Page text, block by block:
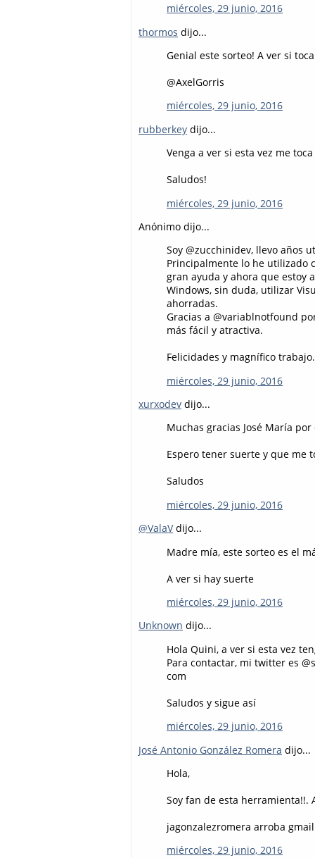
miércoles, 29 junio, 2016
thormos dijo...
Genial este sorteo! A ver si
@AxelGorris
miércoles, 29 junio, 2016
rubberkey dijo...
Venga a ver si esta vez me
Saludos!
miércoles, 29 junio, 2016
Anónimo dijo...
Soy @zucchinidev, llevo años
Principalmente lo he utilizado
gran ayuda y ahora que estoy
Windows, sin duda, utilizar
ahorradas.
Gracias a @variablnotfound
más fácil y atractiva.
Felicidades y magnífico trabajo.
miércoles, 29 junio, 2016
xurxodev dijo...
Muchas gracias José María
Espero tener suerte y que me
Saludos
miércoles, 29 junio, 2016
@ValaVdijo...
Madre mía, este sorteo es el
A ver si hay suerte
miércoles, 29 junio, 2016
Unknown dijo...
Hola Quini, a ver si esta vez
Para contactar, mi twitter es
com
Saludos y sigue así
miércoles, 29 junio, 2016
José Antonio González Romera dijo...
Hola,
Soy fan de esta herramienta!!.
jagonzalezromera arroba
miércoles, 29 junio, 2016